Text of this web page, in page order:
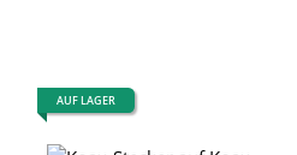
AUF LAGER